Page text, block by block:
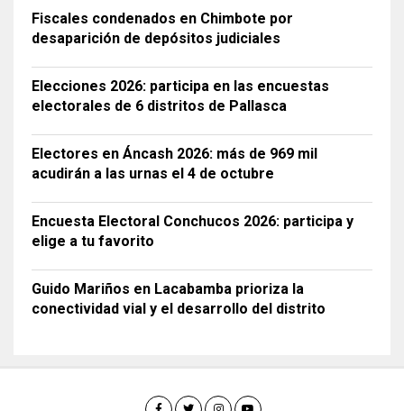
Fiscales condenados en Chimbote por
desaparición de depósitos judiciales
Elecciones 2026: participa en las encuestas
electorales de 6 distritos de Pallasca
Electores en Áncash 2026: más de 969 mil
acudirán a las urnas el 4 de octubre
Encuesta Electoral Conchucos 2026: participa y
elige a tu favorito
Guido Mariños en Lacabamba prioriza la
conectividad vial y el desarrollo del distrito